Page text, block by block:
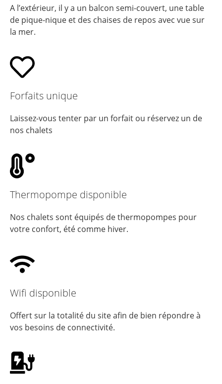
A l’extérieur, il y a un balcon semi-couvert, une table
de pique-nique et des chaises de repos avec vue sur
la mer.
Forfaits unique
Laissez-vous tenter par un forfait ou réservez un de
nos chalets
Thermopompe disponible
Nos chalets sont équipés de thermopompes pour
votre confort, été comme hiver.
Wifi disponible
Offert sur la totalité du site afin de bien répondre à
vos besoins de connectivité.